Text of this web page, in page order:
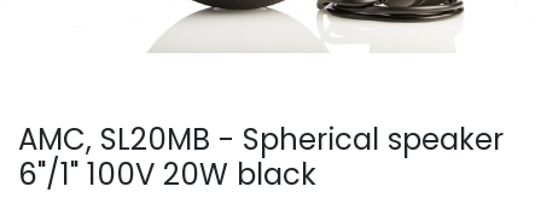
AMC, SL20MB - Spherical speaker
6"/1" 100V 20W black